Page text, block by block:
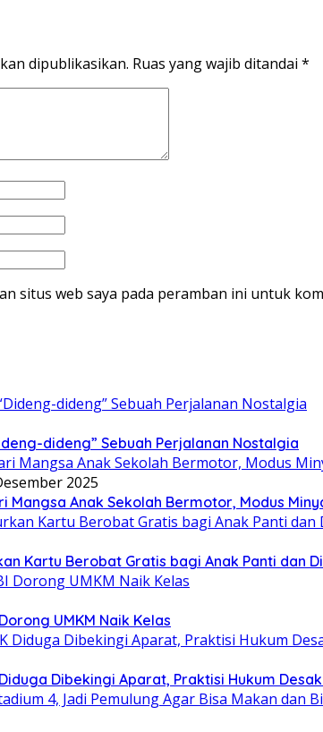
dipublikasikan. Ruas yang wajib ditandai *
situs web saya pada peramban ini untuk
dideng” Sebuah Perjalanan Nostalgia
2025
Mangsa Anak Sekolah Bermotor, Modus
Kartu Berobat Gratis bagi Anak Panti dan
UMKM Naik Kelas
Dibekingi Aparat, Praktisi Hukum